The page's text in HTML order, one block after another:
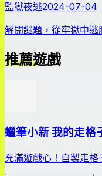
監獄夜逃2024-07-04
解開謎題，從牢獄中逃
推薦遊戲
蠟筆小新 我的走格
充滿遊戲心！自製走格